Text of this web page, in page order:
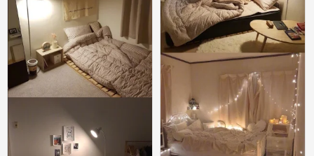
54款超温馨女生卧室布置参考
0